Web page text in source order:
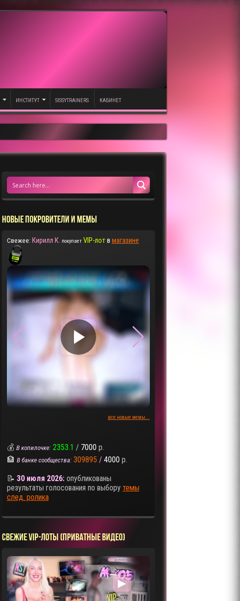
ИНСТИТУТ SISSYTRAINERS КАБИНЕТ
НОВЫЕ ПОКРОВИТЕЛИ И МЕМЫ
Свежее: Кирилл К. покупает VIP-лотв магазине
▶
все новые мемы...
💰 В копилочке: 2353.1 / 7000 р.
🏦 В банке сообщества: 309895 / 4000 р.
📝 30 июля 2026:опубликованы
результаты голосования по выбору темы
след. ролика
СВЕЖИЕ VIP-ЛОТЫ (ПРИВАТНЫЕ ВИДЕО)
▶